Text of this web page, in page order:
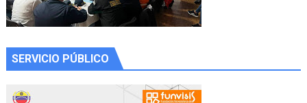
SERVICIO PÚBLICO